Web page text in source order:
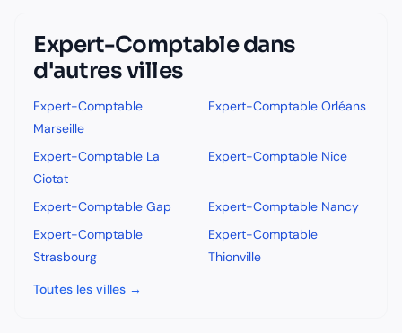
Expert-Comptabledans
d'autres villes
Expert-Comptable
Marseille
Expert-Comptable Orléans
Expert-Comptable La
Ciotat
Expert-Comptable Nice
Expert-Comptable Gap Expert-Comptable Nancy
Expert-Comptable
Strasbourg
Expert-Comptable
Thionville
Toutes les villes →